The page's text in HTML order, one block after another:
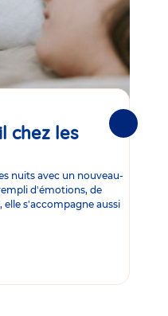
chez les
nuits avec un nouveau-
d'émotions, de
s'accompagne aussi